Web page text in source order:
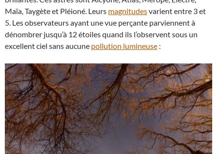
Maïa, Taygète et Pléioné. Leurs magnitudesvarient entre 3 et
5. Les observateurs ayant une vue perçante parviennent à
dénombrer jusqu’à 12 étoiles quand ils l’observent sous un
excellent ciel sans aucune pollution lumineuse :